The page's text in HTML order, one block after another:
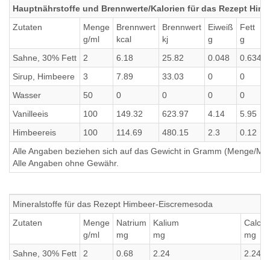
Hauptnährstoffe und Brennwerte/Kalorien für das Rezept
Zutaten
Menge
g/ml
Brennwert
kcal
Brennwert
kj
Eiweiß
g
Fett
g
Sahne, 30% Fett
2 6.18 25.82 0.048 0.634
Sirup, Himbeere
3 7.89 33.03 0 0
Wasser
50 0 0 0 0
Vanilleeis
100 149.32 623.97 4.14 5.95
Himbeereis
100 114.69 480.15 2.3 0.12
Alle Angaben beziehen sich auf das Gewicht in Gramm (Menge/
Alle Angaben ohne Gewähr.
Mineralstoffe für das Rezept Himbeer-Eiscremesoda
Zutaten
Menge
g/ml
Natrium
mg
Kalium
mg
mg
Sahne, 30% Fett
2 0.68 2.24
2.24